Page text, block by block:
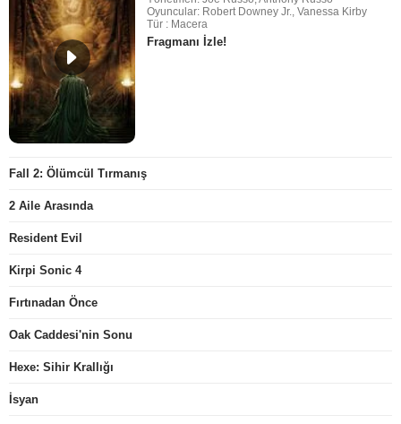
Oyuncular: Robert Downey Jr., Vanessa Kirby
Tür : Macera
Fragmanı İzle!
Fall 2: Ölümcül Tırmanış
2 Aile Arasında
Resident Evil
Kirpi Sonic 4
Fırtınadan Önce
Oak Caddesi'nin Sonu
Hexe: Sihir Krallığı
İsyan